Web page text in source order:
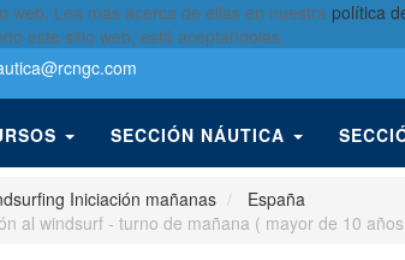
web. Lea más acerca de ellas en nuestra política
este sitio web, está aceptándolas.
@rcngc.com
SECCIÓN NÁUTICA
Iniciación mañanas
España
al windsurf - turno de mañana ( mayor de 10